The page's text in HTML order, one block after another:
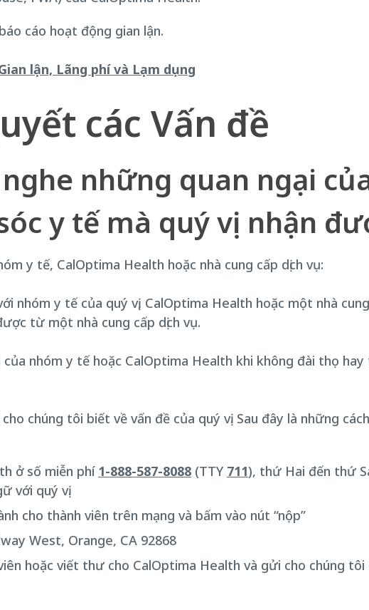
cáo hoạt động gian lận.
lận, Lãng phí và Lạm dụng
các Vấn đề
những quan ngại
y tế mà quý vị nhận
y tế, CalOptima Health hoặc nhà cung cấp dịch vụ:
nhóm y tế của quý vị, CalOptima Health hoặc một nhà
từ một nhà cung cấp dịch vụ.
nhóm y tế hoặc CalOptima Health khi không đài thọ hay
chúng tôi biết về vấn đề của quý vị. Sau đây là những
ở số miễn phí 1-888-587-8088 (TTY 711), thứ Hai đến thứ
với quý vị.
cho thành viên trên mạng và bấm vào nút “nộp”
West, Orange, CA 92868
hoặc viết thư cho CalOptima Health và gửi cho chúng